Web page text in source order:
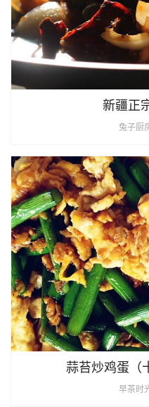
新疆正
兔子厨
蒜苔炒鸡蛋（
早茶时